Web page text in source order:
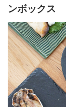
ンボックス